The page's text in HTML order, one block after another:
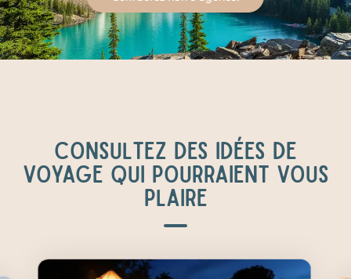
CONSULTEZ DES IDÉES DE
VOYAGE QUI POURRAIENT VOUS
PLAIRE